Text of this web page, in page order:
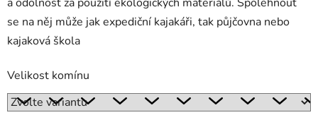
se na něj může jak expediční kajakáři, tak půjčovna nebo
kajaková škola
Velikost komínu